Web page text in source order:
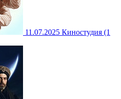
11.07.2025 Киностудия (1